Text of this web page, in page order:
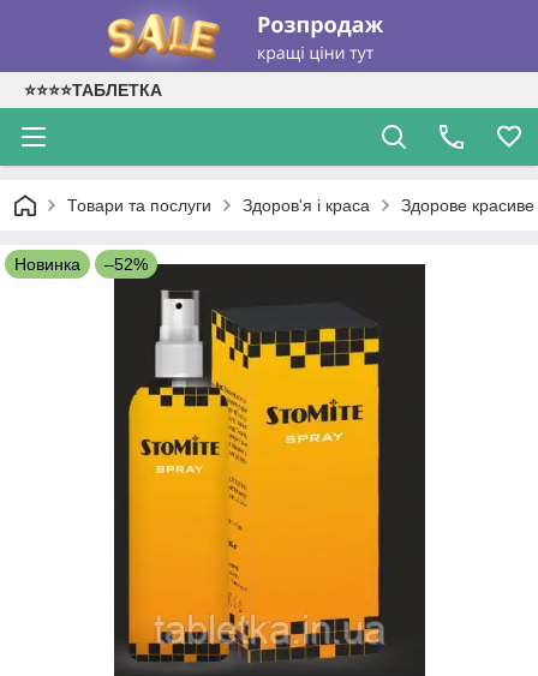
⭐⭐⭐⭐ТАБЛЕТКА
Товари та послуги Здоров'я і краса Здорове красиве
Новинка –52%